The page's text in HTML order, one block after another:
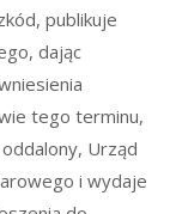
publikuje
dając
tego terminu,
Urząd
i wydaje